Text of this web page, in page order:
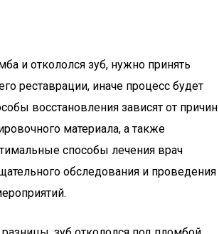
и откололся зуб, нужно принять
реставрации, иначе процесс будет
восстановления зависят от причин
материала, а также
способы лечения врач
обследования и проведения